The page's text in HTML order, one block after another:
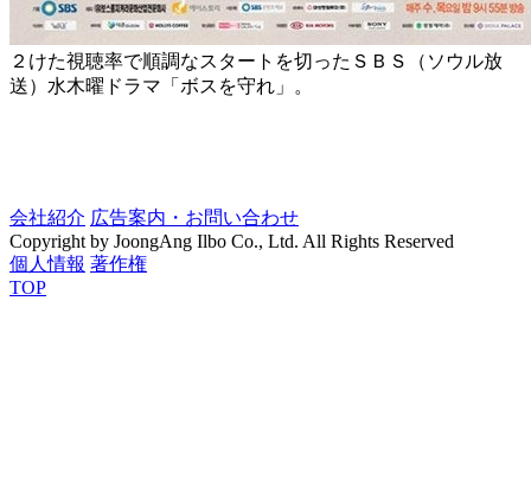
２けた視聴率で順調なスタートを切ったＳＢＳ（ソウル放
送）水木曜ドラマ「ボスを守れ」。
会社紹介 広告案内・お問い合わせ
Copyright by JoongAng Ilbo Co., Ltd. All Rights Reserved
個人情報 著作権
TOP